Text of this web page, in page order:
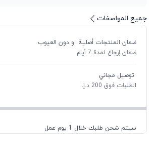
جميع المواصفات
ضمان المنتجات أصلية و دون العيوب
ضمان إرجاع لمدة 7 أيام
توصيل مجاني
الطلبات فوق 200 د.إ.
سيتم شحن طلبك خلال 1 يوم عمل